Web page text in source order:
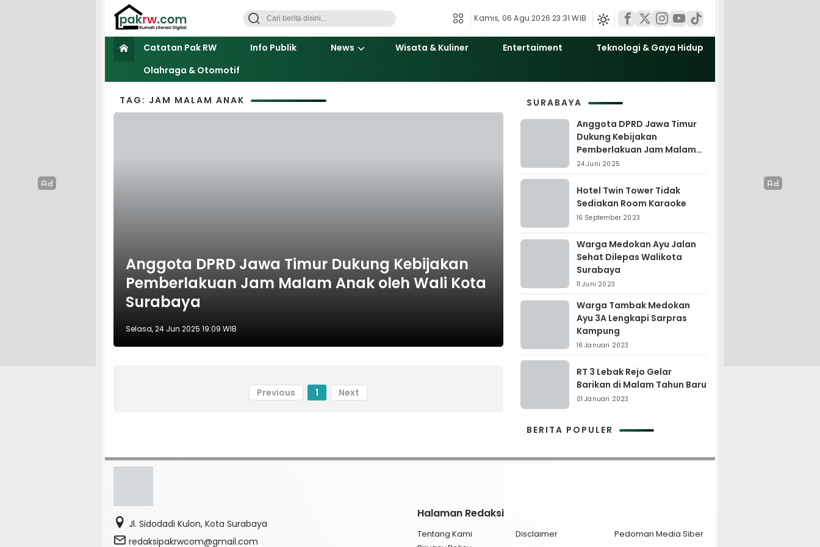
Kamis, 06 Agu 2026 23:31 WIB
Catatan Pak RW Info Publik News Wisata & Kuliner Entertaiment
Teknologi & Gaya Hidup
Olahraga & Otomotif
TAG: JAM MALAM ANAK
Anggota DPRD Jawa Timur Dukung Kebijakan
Pemberlakuan Jam Malam Anak oleh Wali Kota
Surabaya
Selasa, 24 Jun 2025 19:09 WIB
Previous 1 Next
SURABAYA
Anggota DPRD Jawa Timur
Dukung Kebijakan
Pemberlakuan Jam Malam
Anak oleh Wali Kota
Surabaya
24 Juni 2025
Hotel Twin Tower Tidak
Sediakan Room Karaoke
16 September 2023
Warga Medokan Ayu Jalan
Sehat Dilepas Walikota
Surabaya
11 Juni 2023
Warga Tambak Medokan
Ayu 3A Lengkapi Sarpras
Kampung
16 Januari 2023
RT 3 Lebak Rejo Gelar
Barikan di Malam Tahun Baru
01 Januari 2023
BERITA POPULER
Jl. Sidodadi Kulon, Kota Surabaya
redaksipakrwcom@gmail.com
Halaman Redaksi
Tentang Kami Disclaimer
Pedoman Media Siber